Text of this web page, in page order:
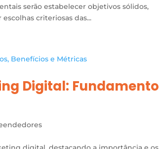
serão estabelecer objetivos sólidos,
criteriosas das...
Digital: